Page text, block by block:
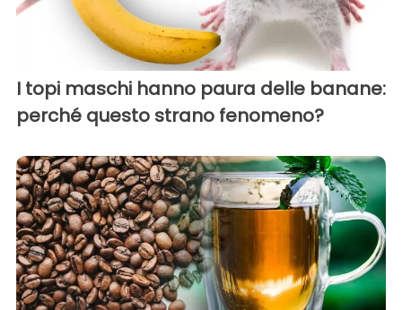
I topi maschi hanno paura delle banane:
perché questo strano fenomeno?